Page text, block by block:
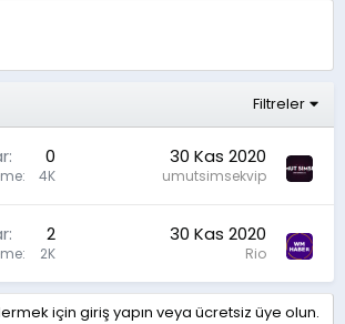
Filtreler
0
4K
30 Kas 2020
umutsimsekvip
2
2K
30 Kas 2020
Rio
için giriş yapın veya ücretsiz üye olun.